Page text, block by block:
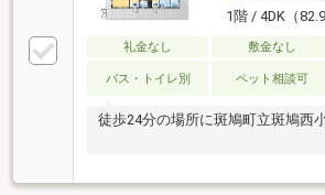
1階 / 4DK（
礼金なし 敷金なし
バス・トイレ別 ペット相談可
徒歩24分の場所に斑鳩町立斑鳩西